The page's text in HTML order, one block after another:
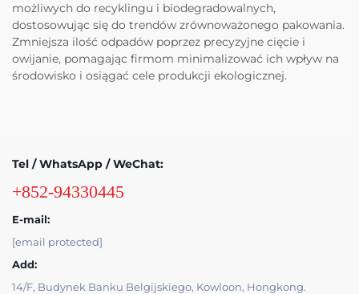
możliwych do recyklingu i biodegradowalnych,
dostosowując się do trendów zrównoważonego pakowania.
Zmniejsza ilość odpadów poprzez precyzyjne cięcie i
owijanie, pomagając firmom minimalizować ich wpływ na
środowisko i osiągać cele produkcji ekologicznej.
Tel / WhatsApp / WeChat:
+852-94330445
E-mail:
[email protected]
Add:
14/F, Budynek Banku Belgijskiego, Kowloon, Hongkong.